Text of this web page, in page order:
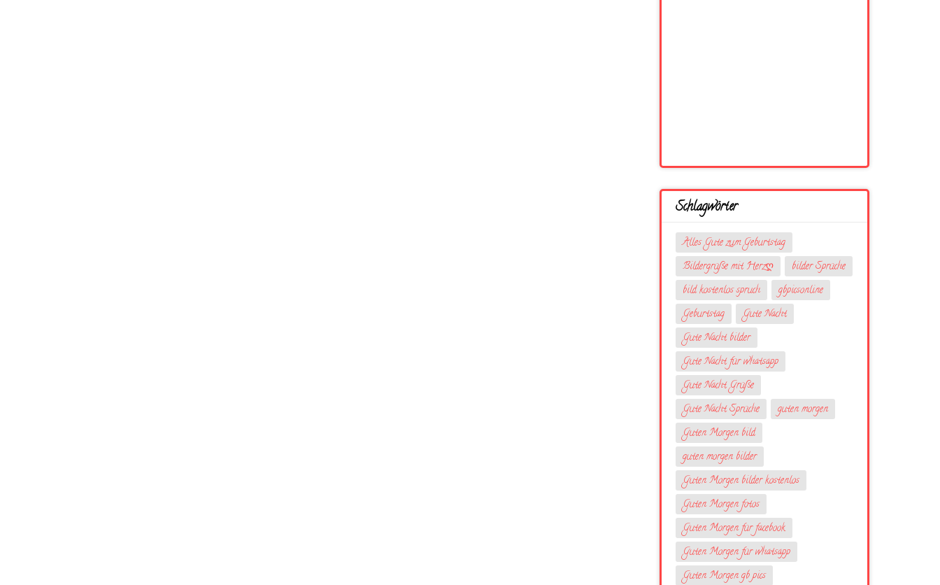
Schlagwörter
Alles Gute zum Geburtstag
Bildergrüße mit Herzღ
bilder Sprüche
bild kostenlos spruch
gbpicsonline
Geburtstag
Gute Nacht
Gute Nacht bilder
Gute Nacht für whatsapp
Gute Nacht Grüße
Gute Nacht Sprüche
guten morgen
Guten Morgen bild
guten morgen bilder
Guten Morgen bilder kostenlos
Guten Morgen fotos
Guten Morgen für facebook
Guten Morgen für whatsapp
Guten Morgen gb pics